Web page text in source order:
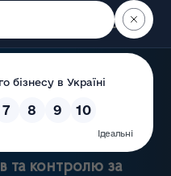
Пошук
та контролю за